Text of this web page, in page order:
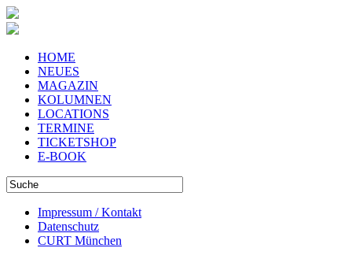
HOME
NEUES
MAGAZIN
KOLUMNEN
LOCATIONS
TERMINE
TICKETSHOP
E-BOOK
Impressum / Kontakt
Datenschutz
CURT München